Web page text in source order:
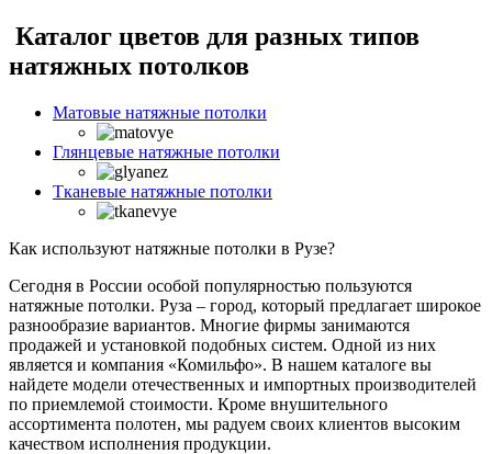
Каталог цветов для разных типов
натяжных потолков
Матовые натяжные потолки
Глянцевые натяжные потолки
Тканевые натяжные потолки
Как используют натяжные потолки в Рузе?
Сегодня в России особой популярностью пользуются
натяжные потолки. Руза – город, который предлагает широкое
разнообразие вариантов. Многие фирмы занимаются
продажей и установкой подобных систем. Одной из них
является и компания «Комильфо». В нашем каталоге вы
найдете модели отечественных и импортных производителей
по приемлемой стоимости. Кроме внушительного
ассортимента полотен, мы радуем своих клиентов высоким
качеством исполнения продукции.